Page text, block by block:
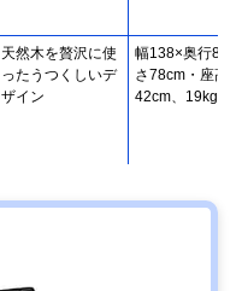
天然木を贅沢に使
ったうつくしいデ
ザイン
幅138×奥行80×
さ78cm・座高
42cm、19kg